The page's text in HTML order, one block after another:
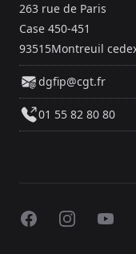
263 rue de Paris
Case 450-451
93515Montreuil
dgfip@cgt.fr
01 55 82 80 80
FacebookInstagram